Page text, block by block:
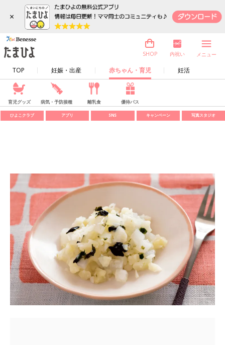
×
TOP 妊娠・出産 赤ちゃん・育児 妊活
SHOP 内祝い メニュー
育児グッズ 病気・予防接種 離乳食 優待パス
ひよこクラブ アプリ SNS キャンペーン 写真スタジオ